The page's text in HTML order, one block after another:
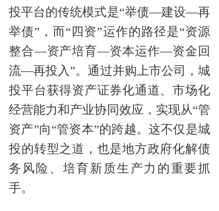
投平台的传统模式是“举债—建设—再
举债”，而“四资”运作的路径是“资源
整合—资产培育—资本运作—资金回
流—再投入”。通过并购上市公司，城
投平台获得资产证券化通道、市场化
经营能力和产业协同效应，实现从“管
资产”向“管资本”的跨越。这不仅是城
投的转型之道，也是地方政府化解债
务风险、培育新质生产力的重要抓
手。